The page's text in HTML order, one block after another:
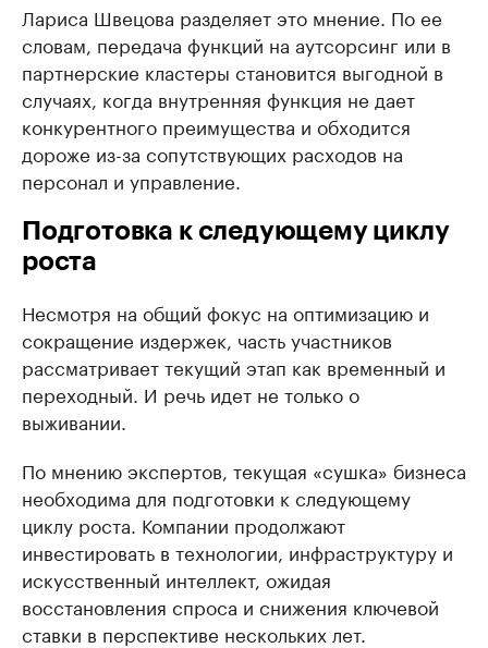
Лариса Швецова разделяет это мнение. По ее
словам, передача функций на аутсорсинг или в
партнерские кластеры становится выгодной в
случаях, когда внутренняя функция не дает
конкурентного преимущества и обходится
дороже из-за сопутствующих расходов на
персонал и управление.
Подготовка к следующему циклу
роста
Несмотря на общий фокус на оптимизацию и
сокращение издержек, часть участников
рассматривает текущий этап как временный и
переходный. И речь идет не только о
выживании.
По мнению экспертов, текущая «сушка» бизнеса
необходима для подготовки к следующему
циклу роста. Компании продолжают
инвестировать в технологии, инфраструктуру и
искусственный интеллект, ожидая
восстановления спроса и снижения ключевой
ставки в перспективе нескольких лет.